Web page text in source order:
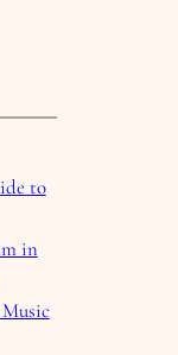
to
in